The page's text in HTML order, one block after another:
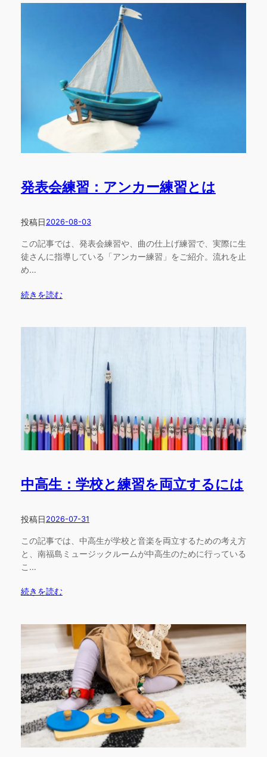
発表会練習：アンカー練習とは
投稿日 2026-08-03
この記事では、発表会練習や、曲の仕上げ練習で、実際に生
徒さんに指導している「アンカー練習」をご紹介。流れを止
め…
続きを読む
中高生：学校と練習を両立するには
投稿日 2026-07-31
この記事では、中高生が学校と音楽を両立するための考え方
と、南福島ミュージックルームが中高生のために行っている
こ…
続きを読む